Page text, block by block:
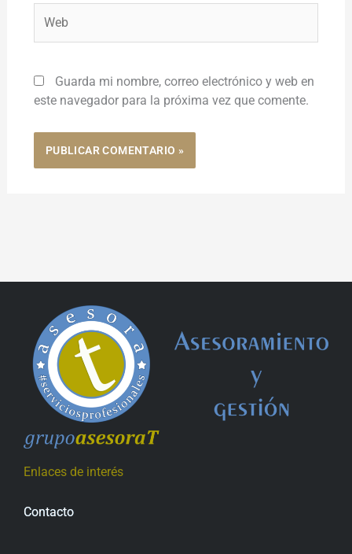
Guarda mi nombre, correo electrónico y web en
este navegador para la próxima vez que comente.
Enlaces de interés
Contacto